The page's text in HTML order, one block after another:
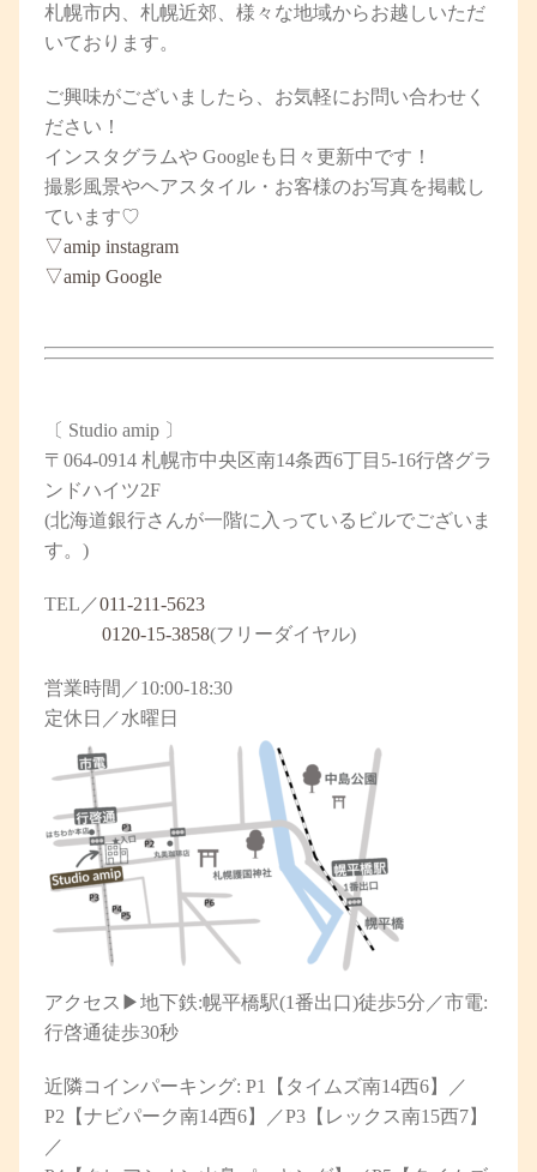
札幌市内、札幌近郊、様々な地域からお越しいただ
いております。
ご興味がございましたら、お気軽にお問い合わせく
ださい！
インスタグラムやGoogleも日々更新中です！
撮影風景やヘアスタイル・お客様のお写真を掲載し
ています♡
▽amip instagram
▽amipGoogle
〔 Studio amip 〕
〒064-0914 札幌市中央区南14条西6丁目5-16行啓グラ
ンドハイツ2F
(北海道銀行さんが一階に入っているビルでございま
す。)
TEL／011-211-5623
0120-15-3858(フリーダイヤル)
営業時間／10:00-18:30
定休日／水曜日
アクセス▶︎地下鉄:幌平橋駅(1番出口)徒歩5分／市電:
行啓通徒歩30秒
近隣コインパーキング: P1【タイムズ南14西6】／
P2【ナビパーク南14西6】／P3【レックス南15西7】
／